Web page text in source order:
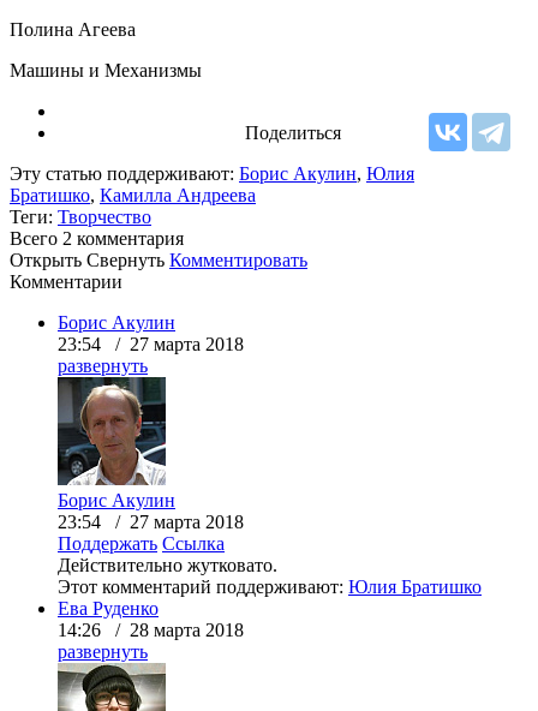
Полина Агеева
Машины и Механизмы
Поделиться
Эту статью поддерживают: Борис Акулин, Юлия
Братишко, Камилла Андреева
Теги: Творчество
Всего 2 комментария
Открыть Свернуть Комментировать
Комментарии
Борис Акулин
23:54 / 27 марта 2018
развернуть
Борис Акулин
23:54 / 27 марта 2018
Поддержать Ссылка
Действительно жутковато.
Этот комментарий поддерживают: Юлия Братишко
Ева Руденко
14:26 / 28 марта 2018
развернуть